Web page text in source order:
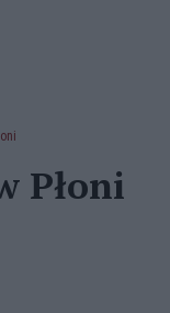
Płoni